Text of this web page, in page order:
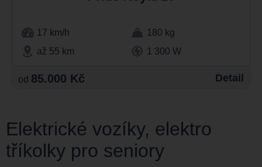
17 km/h
180 kg
až 55 km
1 300 W
od 85.000 Kč Detail
Elektrické vozíky, elektro
tříkolky pro seniory